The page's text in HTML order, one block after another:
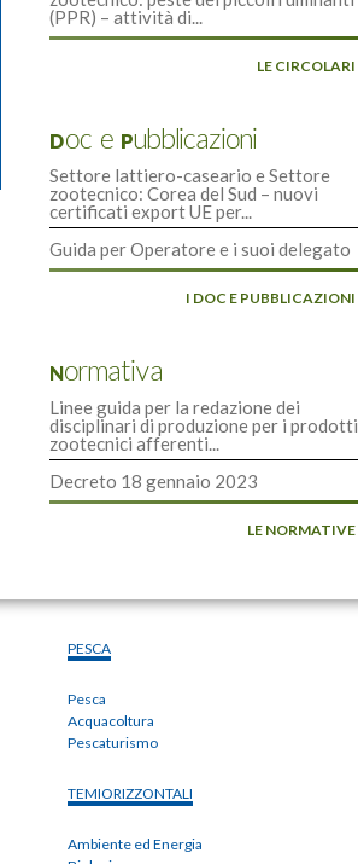
(PPR) – attività di...
LE CIRCOLARI
Doc e Pubblicazioni
Settore lattiero-caseario e Settore
zootecnico: Corea del Sud – nuovi
certificati export UE per...
Guida per Operatore e i suoi delegato
I DOC E PUBBLICAZIONI
Normativa
Linee guida per la redazione dei
disciplinari di produzione per i prodotti
zootecnici afferenti...
Decreto 18 gennaio 2023
LE NORMATIVE
PESCA
Pesca
Acquacoltura
Pescaturismo
TEMIORIZZONTALI
Ambiente ed Energia